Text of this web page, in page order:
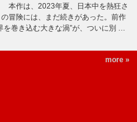
本作は、2023年夏、日本中を熱狂さ
冒険には、まだ続きがあった。前作
巻き込む大きな渦”が、ついに別 …
more »